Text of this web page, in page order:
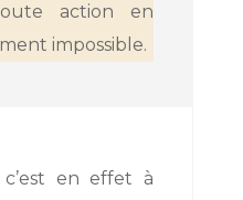
action en
impossible.
en effet à